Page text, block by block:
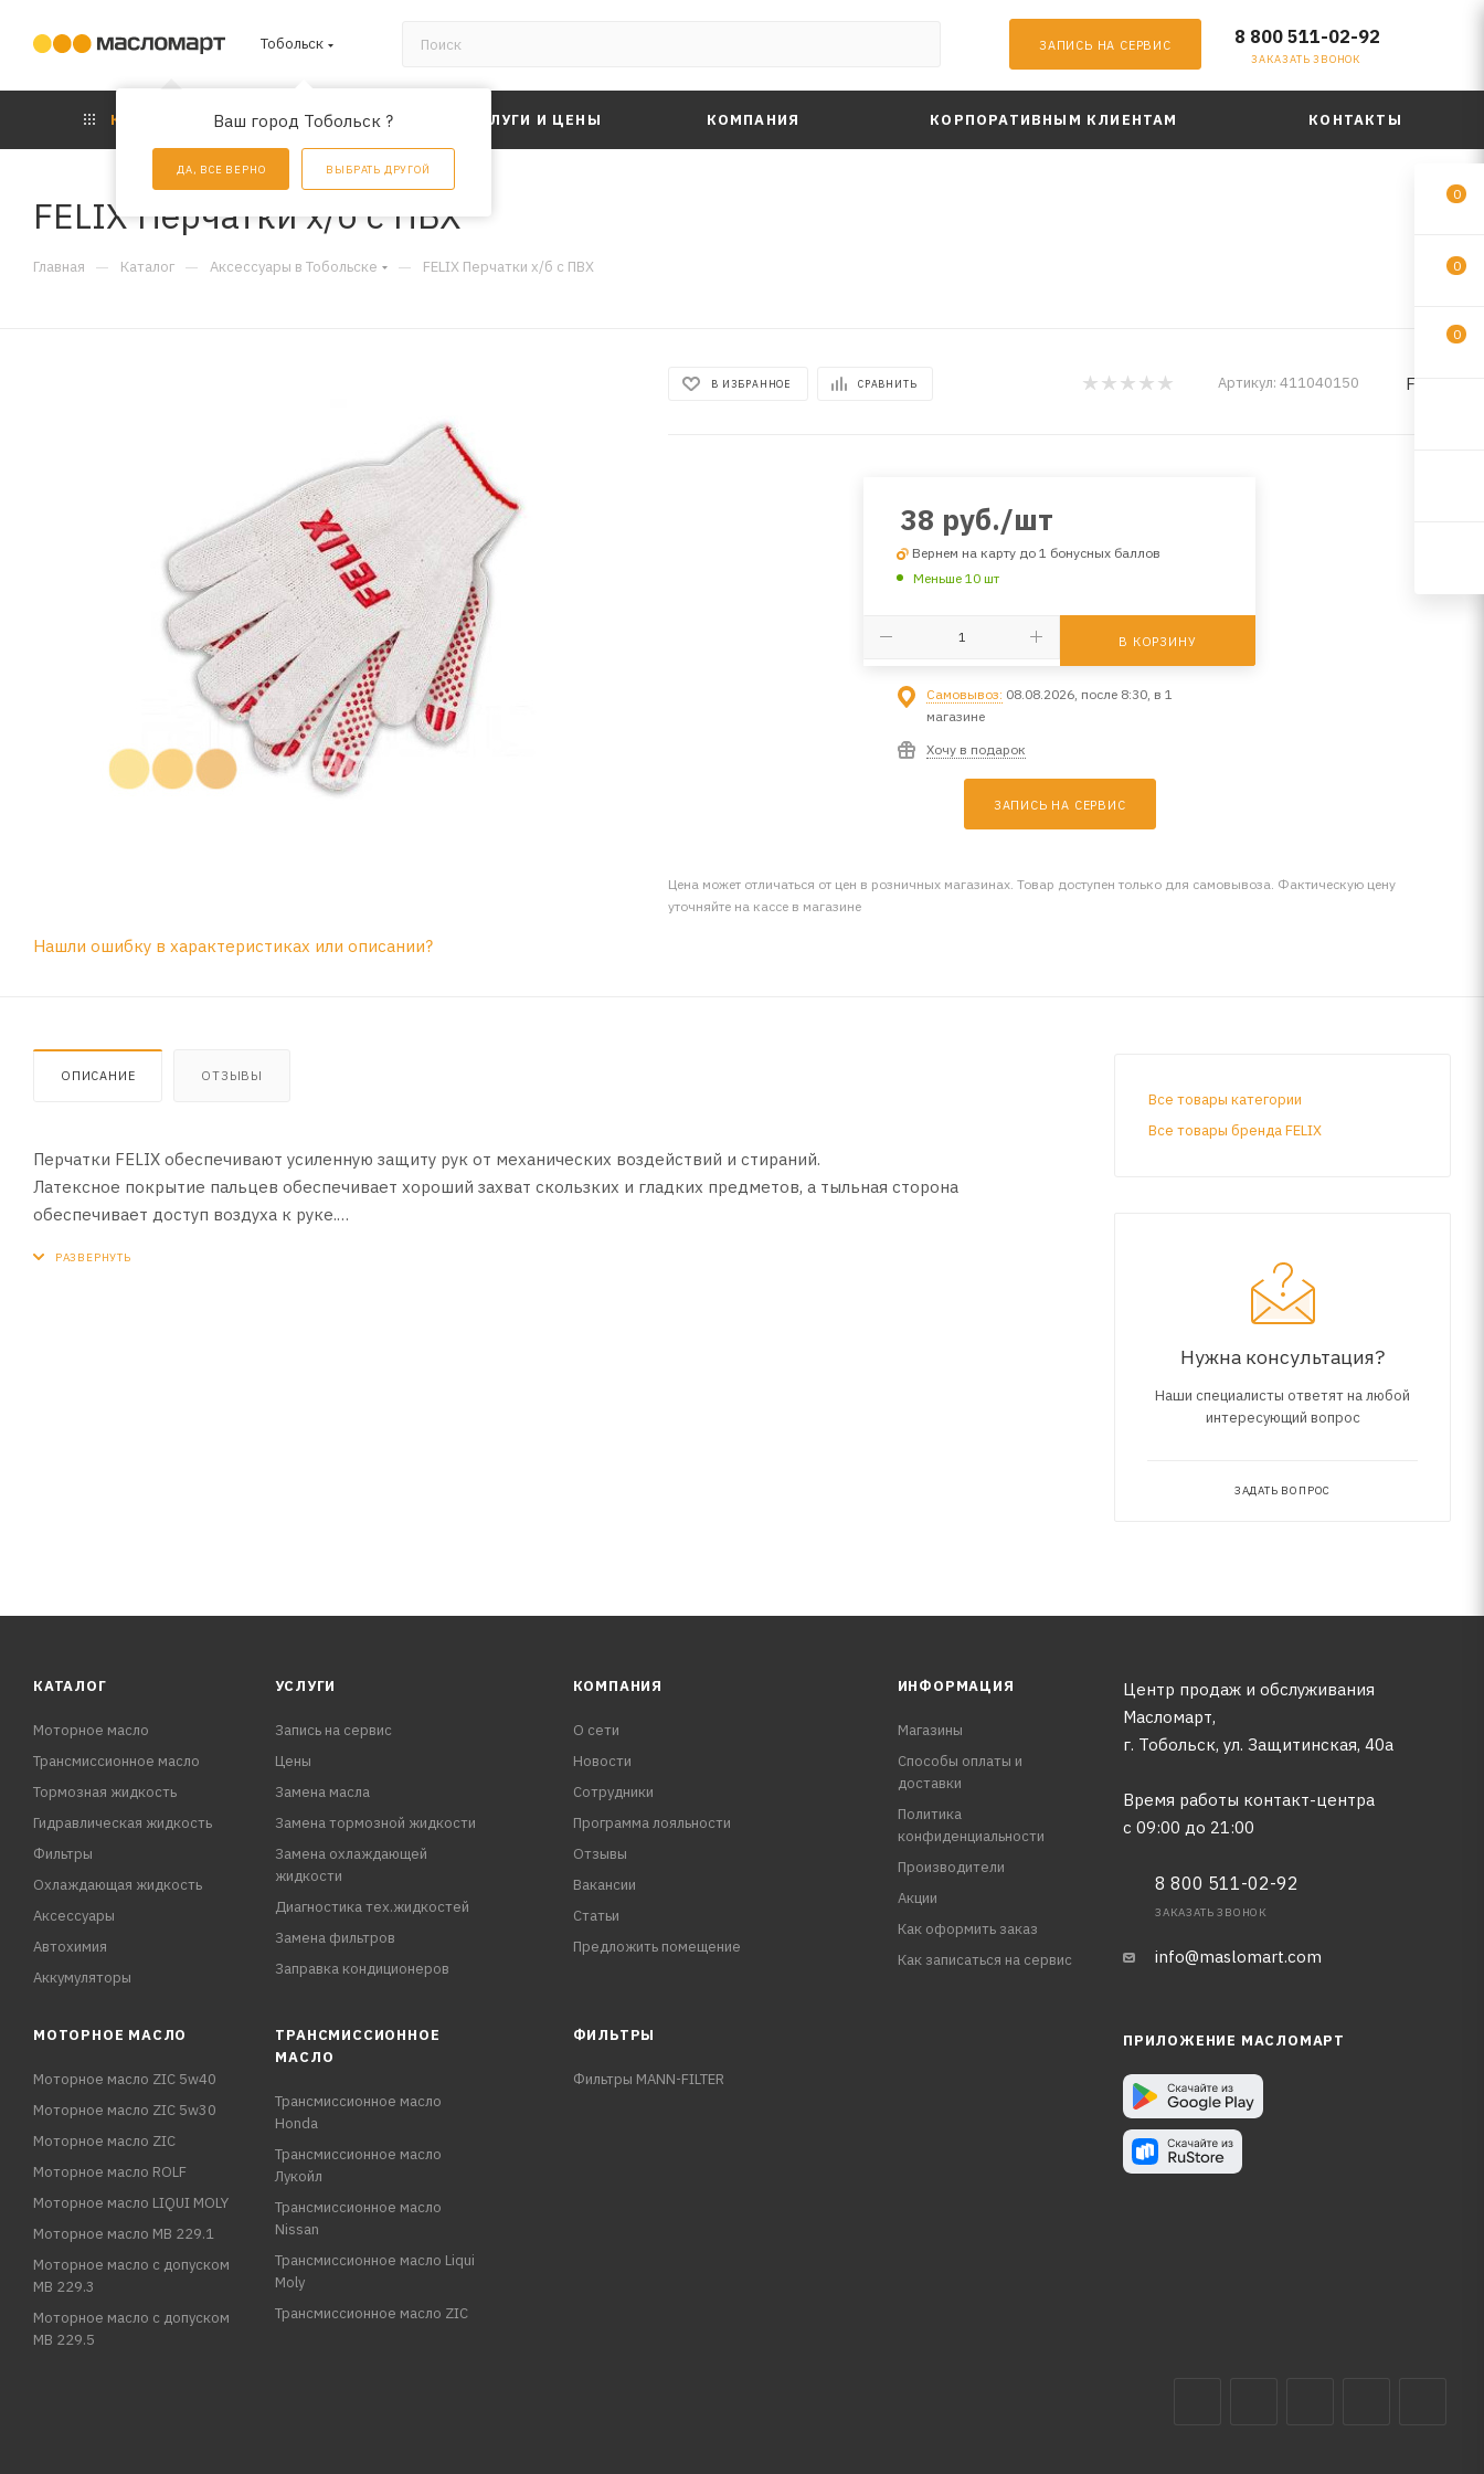
Тобольск
Ваш город Тобольск ?
ДА, ВСЕ ВЕРНО ВЫБРАТЬ ДРУГОЙ
ЗАПИСЬ НА СЕРВИС 8 800 511-02-92
ЗАКАЗАТЬ ЗВОНОК
КАТАЛОГ АКЦИИ УСЛУГИ И ЦЕНЫ КОМПАНИЯ КОРПОРАТИВНЫМ КЛИЕНТАМ КОНТАКТЫ
FELIX Перчатки х/б с ПВХ
Главная — Каталог — Аксессуары в Тобольске — FELIX Перчатки х/б с ПВХ
В ИЗБРАННОЕ СРАВНИТЬ Артикул: 411040150 FELIX
38 руб./шт
Вернем на карту до 1 бонусных баллов
Меньше 10 шт
В КОРЗИНУ
Самовывоз: 08.08.2026, после 8:30, в 1
магазине
Хочу в подарок
ЗАПИСЬ НА СЕРВИС
Цена может отличаться от цен в розничных магазинах. Товар доступен только для самовывоза. Фактическую цену
уточняйте на кассе в магазине
Нашли ошибку в характеристиках или описании?
ОПИСАНИЕ ОТЗЫВЫ
Перчатки FELIX обеспечивают усиленную защиту рук от механических воздействий и стираний.
Латексное покрытие пальцев обеспечивает хороший захват скользких и гладких предметов, а тыльная сторона
обеспечивает доступ воздуха к руке.
Все товары категории
Все товары бренда FELIX
Нужна консультация?
Наши специалисты ответят на любой
интересующий вопрос
ЗАДАТЬ ВОПРОС
КАТАЛОГ
Моторное масло
Трансмиссионное масло
Тормозная жидкость
Гидравлическая жидкость
Фильтры
Охлаждающая жидкость
Аксессуары
Автохимия
Аккумуляторы
УСЛУГИ
Запись на сервис
Цены
Замена масла
Замена тормозной жидкости
Замена охлаждающей
жидкости
Диагностика тех.жидкостей
Замена фильтров
Заправка кондиционеров
КОМПАНИЯ
О сети
Новости
Сотрудники
Программа лояльности
Отзывы
Вакансии
Статьи
Предложить помещение
ИНФОРМАЦИЯ
Магазины
Способы оплаты и
доставки
Политика
конфиденциальности
Производители
Акции
Как оформить заказ
Как записаться на сервис
Центр продаж и обслуживания
Масломарт,
г. Тобольск, ул. Защитинская, 40а
Время работы контакт-центра
с 09:00 до 21:00
8 800 511-02-92
ЗАКАЗАТЬ ЗВОНОК
info@maslomart.com
МОТОРНОЕ МАСЛО
Моторное масло ZIC 5w40
Моторное масло ZIC 5w30
Моторное масло ZIC
Моторное масло ROLF
Моторное масло LIQUI MOLY
Моторное масло MB 229.1
Моторное масло с допуском
MB 229.3
Моторное масло с допуском
MB 229.5
ТРАНСМИССИОННОЕ
МАСЛО
Трансмиссионное масло
Honda
Трансмиссионное масло
Лукойл
Трансмиссионное масло
Nissan
Трансмиссионное масло Liqui
Moly
Трансмиссионное масло ZIC
ФИЛЬТРЫ
Фильтры MANN-FILTER
ПРИЛОЖЕНИЕ МАСЛОМАРТ
0
0
0